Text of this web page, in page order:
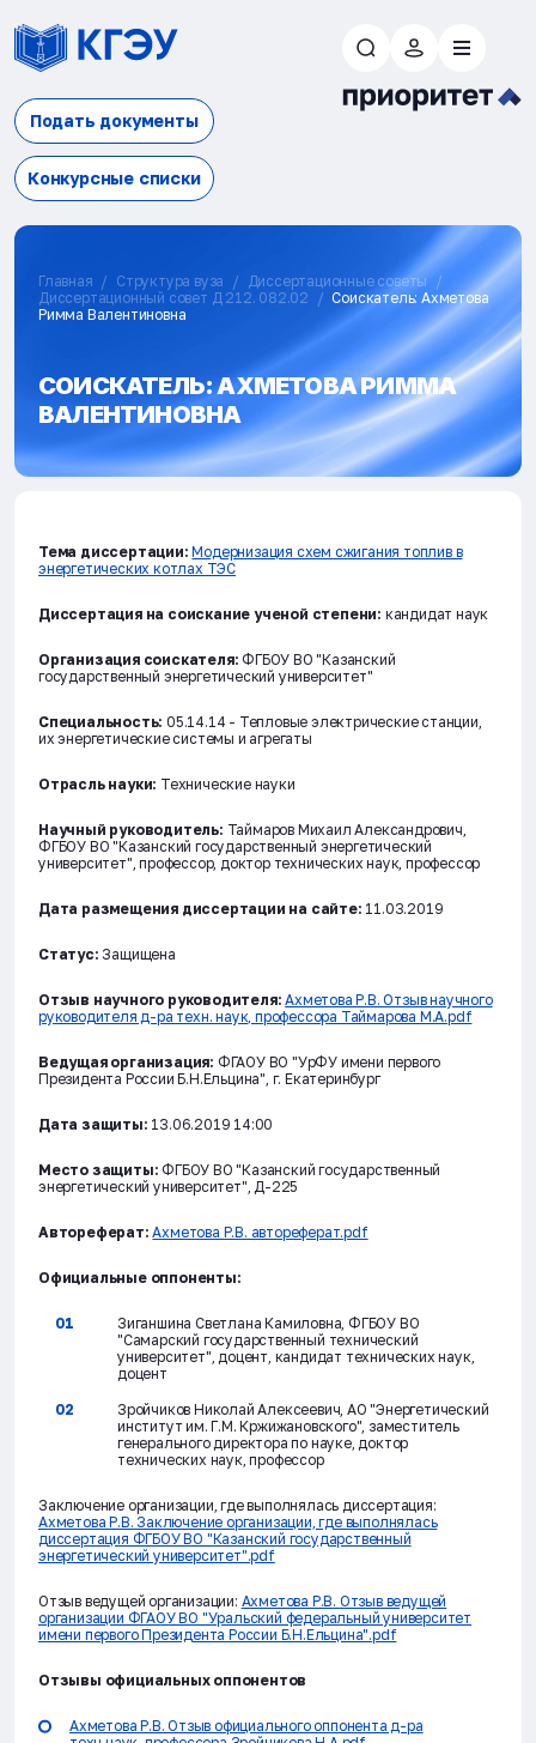
Подать документы
Конкурсные списки
Главная Структура вуза
Диссертационные советы
Диссертационный совет Д 212. 082.02
Соискатель: Ахметова
Римма Валентиновна
СОИСКАТЕЛЬ: АХМЕТОВА РИММА
ВАЛЕНТИНОВНА
Тема диссертации: Модернизация схем сжигания топлив в
энергетических котлах ТЭС
Диссертация на соискание ученой степени: кандидат наук
Организация соискателя: ФГБОУ ВО "Казанский
государственный энергетический университет"
Специальность: 05.14.14 - Тепловые электрические станции,
их энергетические системы и агрегаты
Отрасль науки: Технические науки
Научный руководитель: Таймаров Михаил Александрович,
ФГБОУ ВО "Казанский государственный энергетический
университет", профессор, доктор технических наук, профессор
Дата размещения диссертации на сайте: 11.03.2019
Статус: Защищена
Отзыв научного руководителя: Ахметова Р.В. Отзыв научного
руководителя д-ра техн. наук, профессора Таймарова М.А.pdf
Ведущая организация: ФГАОУ ВО "УрФУ имени первого
Президента России Б.Н.Ельцина", г. Екатеринбург
Дата защиты: 13.06.2019 14:00
Место защиты: ФГБОУ ВО "Казанский государственный
энергетический университет", Д-225
Автореферат:Ахметова Р.В. автореферат.pdf
Официальные оппоненты:
Зиганшина Светлана Камиловна, ФГБОУ ВО
"Самарский государственный технический
университет", доцент, кандидат технических наук,
доцент
Зройчиков Николай Алексеевич, АО "Энергетический
институт им. Г.М. Кржижановского", заместитель
генерального директора по науке, доктор
технических наук, профессор
Заключение организации, где выполнялась диссертация:
Ахметова Р.В. Заключение организации, где выполнялась
диссертация ФГБОУ ВО "Казанский государственный
энергетический университет".pdf
Отзыв ведущей организации: Ахметова Р.В. Отзыв ведущей
организации ФГАОУ ВО "Уральский федеральный университет
имени первого Президента России Б.Н.Ельцина".pdf
Отзывы официальных оппонентов
Ахметова Р.В. Отзыв официального оппонента д-ра